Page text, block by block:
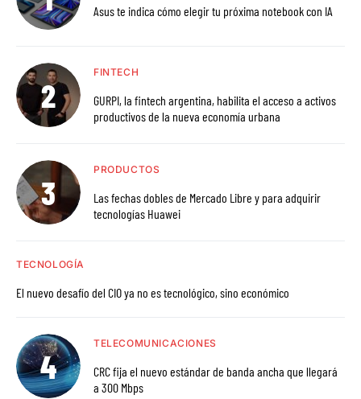
Asus te indica cómo elegir tu próxima notebook con IA
FINTECH
GURPI, la fintech argentina, habilita el acceso a activos
productivos de la nueva economía urbana
PRODUCTOS
Las fechas dobles de Mercado Libre y para adquirir
tecnologías Huawei
TECNOLOGÍA
El nuevo desafío del CIO ya no es tecnológico, sino económico
TELECOMUNICACIONES
CRC fija el nuevo estándar de banda ancha que llegará
a 300 Mbps